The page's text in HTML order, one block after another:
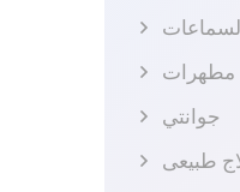
السماعات
مطهرات
جوانتي
طبيعى